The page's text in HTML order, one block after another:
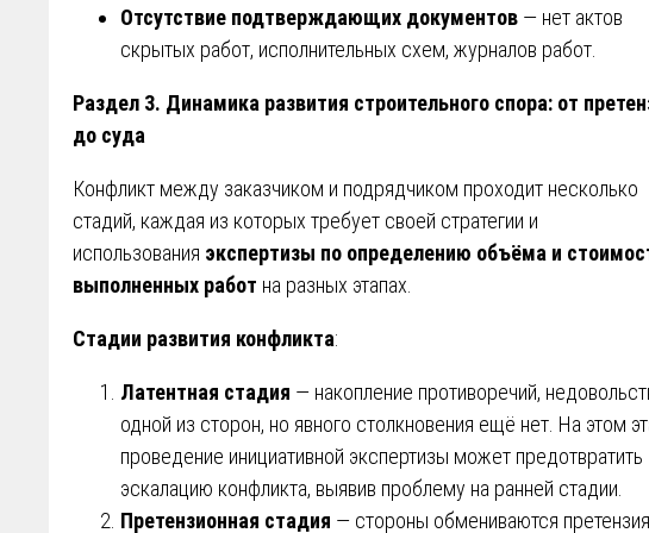
Отсутствие подтверждающих документов — нет актов
скрытых работ, исполнительных схем, журналов работ.
Раздел 3. Динамика развития строительного спора: от
до суда
Конфликт между заказчиком и подрядчиком проходит несколько
стадий, каждая из которых требует своей стратегии и
использования экспертизы по определению объёма и
выполненных работ на разных этапах.
Стадии развития конфликта:
Латентная стадия — накопление противоречий,
одной из сторон, но явного столкновения ещё нет. На этом
проведение инициативной экспертизы может предотвратить
эскалацию конфликта, выявив проблему на ранней стадии.
Претензионная стадия — стороны обмениваются